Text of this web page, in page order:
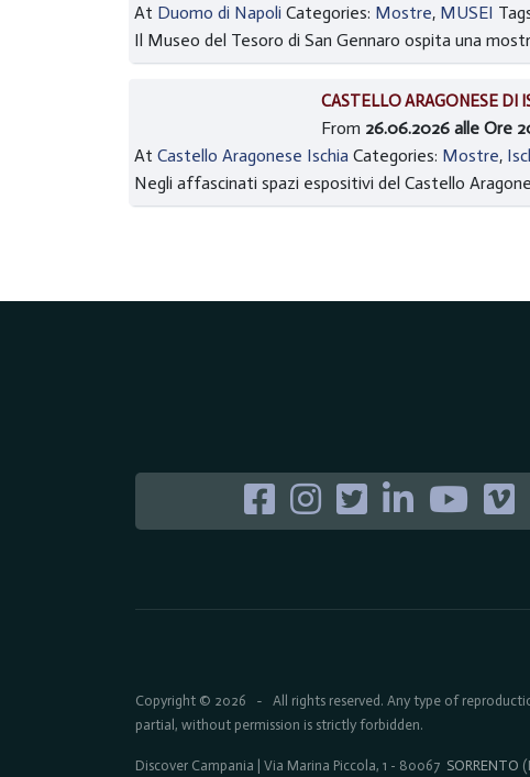
At Duomo di Napoli Categories: Mostre, MUSEI
Il Museo del Tesoro di San Gennaro ospita una
CASTELLO ARAGONESE DI
From 26.06.2026 alle Ore
At Castello Aragonese Ischia Categories: Mostre,
Negli affascinati spazi espositivi del Castello
Copyright © 2026 - All rights reserved. Any type of
partial, without permission is strictly forbidden.
Discover Campania | Via Marina Piccola, 1 - 80067 SORRENTO